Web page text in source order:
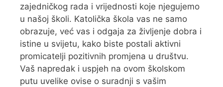
zajedničkog rada i vrijednosti koje njegujemo
u našoj školi. Katolička škola vas ne samo
obrazuje, već vas i odgaja za življenje dobra i
istine u svijetu, kako biste postali aktivni
promicatelji pozitivnih promjena u društvu.
Vaš napredak i uspjeh na ovom školskom
putu uvelike ovise o suradnji s vašim